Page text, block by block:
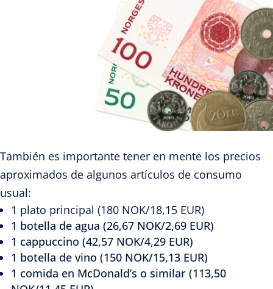
También es importante tener en mente los precios
aproximados de algunos artículos de consumo
usual:
1 plato principal (180 NOK/18,15 EUR)
1 botella de agua (26,67 NOK/2,69 EUR)
1 cappuccino (42,57 NOK/4,29 EUR)
1 botella de vino (150 NOK/15,13 EUR)
1 comida en McDonald’s o similar (113,50